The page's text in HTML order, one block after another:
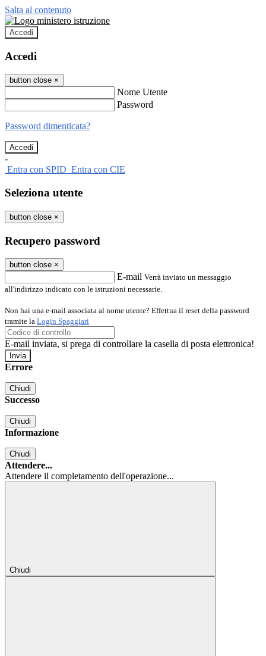
Salta al contenuto
Accedi
Accedi
button close ×
Nome Utente
Password
Password dimenticata?
-
Entra con SPID Entra con CIE
Seleziona utente
button close ×
Recupero password
button close ×
E-mail Verrà inviato un messaggio
all'indirizzo indicato con le istruzioni necessarie.
Non hai una e-mail associata al nome utente? Effettua il reset della password
tramite la Login Spaggiari
E-mail inviata, si prega di controllare la casella di posta elettronica!
Errore
Chiudi
Successo
Chiudi
Informazione
Chiudi
Attendere...
Attendere il completamento dell'operazione...
Chiudi